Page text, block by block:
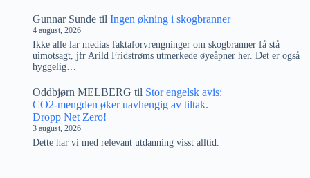
Gunnar Sunde tilIngen økning i skogbranner
4 august, 2026
Ikke alle lar medias faktaforvrengninger om skogbranner få stå
uimotsagt, jfr Arild Fridstrøms utmerkede øyeåpner her. Det er også
hyggelig…
Oddbjørn MELBERG til Stor engelsk avis:
CO2-mengden øker uavhengig av tiltak.
Dropp Net Zero!
3 august, 2026
Dette har vi med relevant utdanning visst alltid.